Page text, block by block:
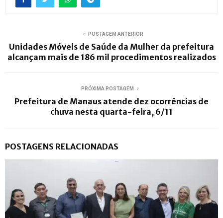
POSTAGEM ANTERIOR
Unidades Móveis de Saúde da Mulher da prefeitura
alcançam mais de 186 mil procedimentos realizados
PRÓXIMA POSTAGEM
Prefeitura de Manaus atende dez ocorrências de
chuva nesta quarta-feira, 6/11
POSTAGENS RELACIONADAS